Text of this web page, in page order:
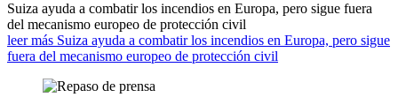
Suiza ayuda a combatir los incendios en Europa, pero sigue fuera
del mecanismo europeo de protección civil
leer más Suiza ayuda a combatir los incendios en Europa, pero sigue
fuera del mecanismo europeo de protección civil